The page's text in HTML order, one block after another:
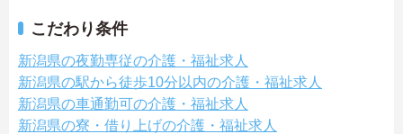
こだわり条件
新潟県の夜勤専従の介護・福祉求人
新潟県の駅から徒歩10分以内の介護・福祉求人
新潟県の車通勤可の介護・福祉求人
新潟県の寮・借り上げの介護・福祉求人